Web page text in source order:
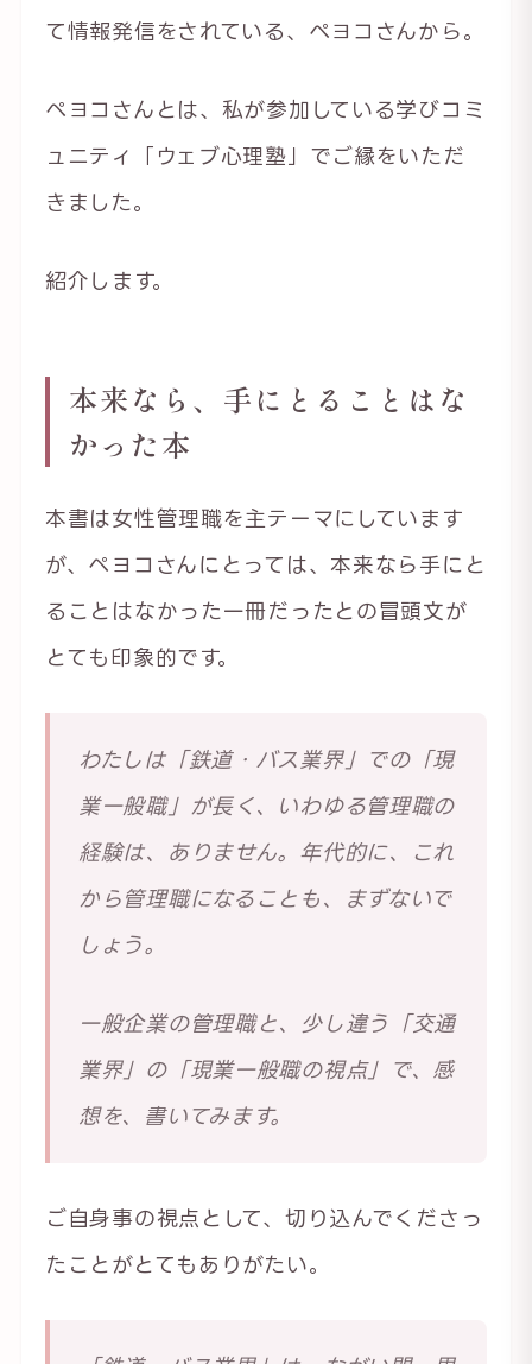
て情報発信をされている、ペヨコさんから。
ペヨコさんとは、私が参加している学びコミ
ュニティ「ウェブ心理塾」でご縁をいただ
きました。
紹介します。
本来なら、手にとることはな
かった本
本書は女性管理職を主テーマにしています
が、ペヨコさんにとっては、本来なら手にと
ることはなかった一冊だったとの冒頭文が
とても印象的です。
わたしは「鉄道・バス業界」での「現
業一般職」が長く、いわゆる管理職の
経験は、ありません。年代的に、これ
から管理職になることも、まずないで
しょう。
一般企業の管理職と、少し違う「交通
業界」の「現業一般職の視点」で、感
想を、書いてみます。
ご自身事の視点として、切り込んでくださっ
たことがとてもありがたい。